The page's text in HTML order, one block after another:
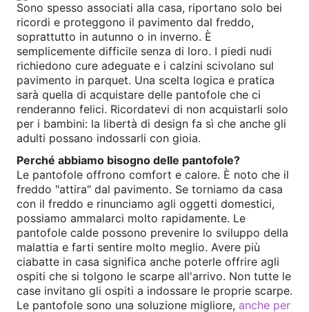
Sono spesso associati alla casa, riportano solo bei
ricordi e proteggono il pavimento dal freddo,
soprattutto in autunno o in inverno. È
semplicemente difficile senza di loro. I piedi nudi
richiedono cure adeguate e i calzini scivolano sul
pavimento in parquet. Una scelta logica e pratica
sarà quella di acquistare delle pantofole che ci
renderanno felici. Ricordatevi di non acquistarli solo
per i bambini: la libertà di design fa sì che anche gli
adulti possano indossarli con gioia.
Perché abbiamo bisogno delle pantofole?
Le pantofole offrono comfort e calore. È noto che il
freddo "attira" dal pavimento. Se torniamo da casa
con il freddo e rinunciamo agli oggetti domestici,
possiamo ammalarci molto rapidamente. Le
pantofole calde possono prevenire lo sviluppo della
malattia e farti sentire molto meglio. Avere più
ciabatte in casa significa anche poterle offrire agli
ospiti che si tolgono le scarpe all'arrivo. Non tutte le
case invitano gli ospiti a indossare le proprie scarpe.
Le pantofole sono una soluzione migliore, anche per